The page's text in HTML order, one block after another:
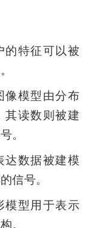
的特征可以被
像模型由分布
其读数则被建
。
达数据被建模
信号。
模型用于表示
。